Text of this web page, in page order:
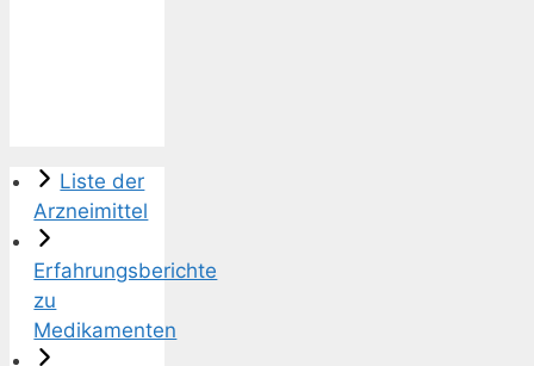
Liste der
Arzneimittel
Erfahrungsberichte
zu
Medikamenten